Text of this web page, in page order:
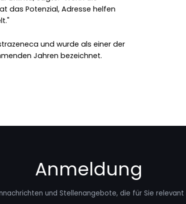
das Potenzial, Adresse helfen
und wurde als einer der
Jahren bezeichnet.
Anmeldung
und Stellenangebote, die für Sie